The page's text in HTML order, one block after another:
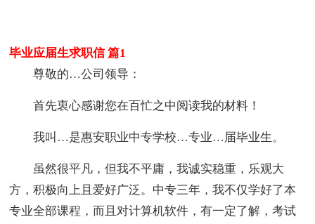
毕业应届生求职信 篇1
尊敬的…公司领导：
首先衷心感谢您在百忙之中阅读我的材料！
我叫…是惠安职业中专学校…专业…届毕业生。
虽然很平凡，但我不平庸，我诚实稳重，乐观大
方，积极向上且爱好广泛。中专三年，我不仅学好了本
专业全部课程，而且对计算机软件，有一定了解，考试